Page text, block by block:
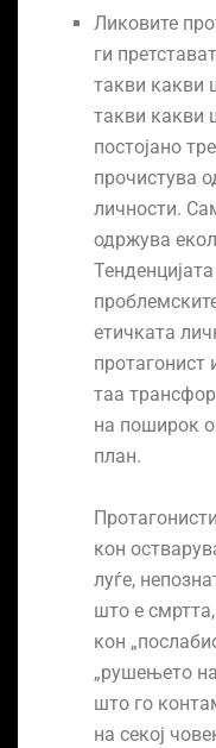
Ликовите
ги
такви какви
такви какви
постојано
прочистува
личности.
одржува
етичката
протагонист
таа
на поширок
план.
кон
луѓе,
што е
кон
„рушењето
што го
на секој